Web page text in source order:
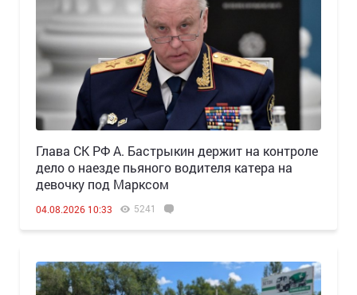
Глава СК РФ А. Бастрыкин держит на контроле
дело о наезде пьяного водителя катера на
девочку под Марксом
04.08.2026 10:33 5241